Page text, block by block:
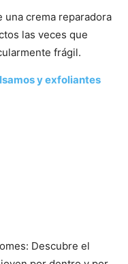
una crema reparadora
las veces que
frágil.
y exfoliantes
Descubre el